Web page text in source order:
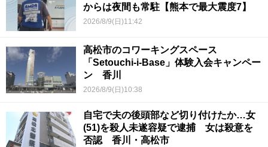
からは夜間も常駐【熊本で最大震度7】
2026/8/9(日)11:42
高松市のコワーキングスペース
「Setouchi-i-Base」体験入会キャンペー
ン 香川
2026/8/9(日)10:38
自宅で夫の後頭部など切り付けたか…女
(51)を殺人未遂容疑で逮捕 女は殺意を
否認 香川・高松市